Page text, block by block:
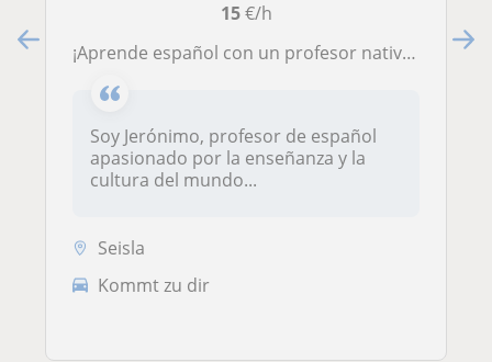
15€/h
¡Aprende español con un profesor nativo! ¿Quieres mejorar tu fluidez y comprensión del español? Comienza tu viaje conmigo
Soy Jerónimo, profesor de español
apasionado por la enseñanza y la
cultura del mundo...
Seisla
Kommt zu dir